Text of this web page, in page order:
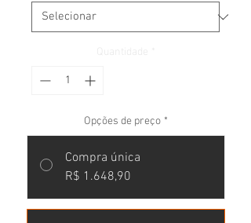
Opções de preço *
Compra única
R$ 1.648,90